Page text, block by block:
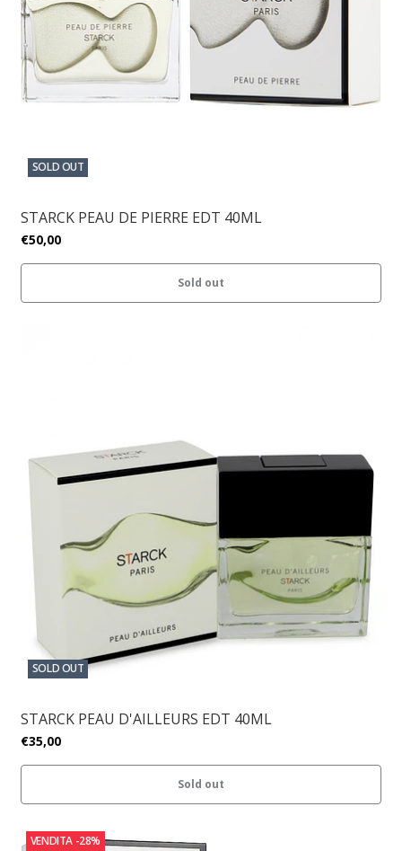
SOLD OUT
STARCK PEAU DE PIERRE EDT 40ML
€50,00
Sold out
SOLD OUT
STARCK PEAU D'AILLEURS EDT 40ML
€35,00
Sold out
VENDITA -28%